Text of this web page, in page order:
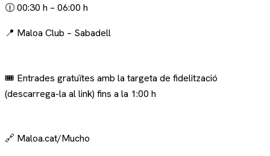
🕧 00:30 h – 06:00 h
📍 Maloa Club – Sabadell
🎟 Entrades gratuïtes amb la targeta de fidelització
(descarrega-la al link) fins a la 1:00 h
🔗 Maloa.cat/Mucho